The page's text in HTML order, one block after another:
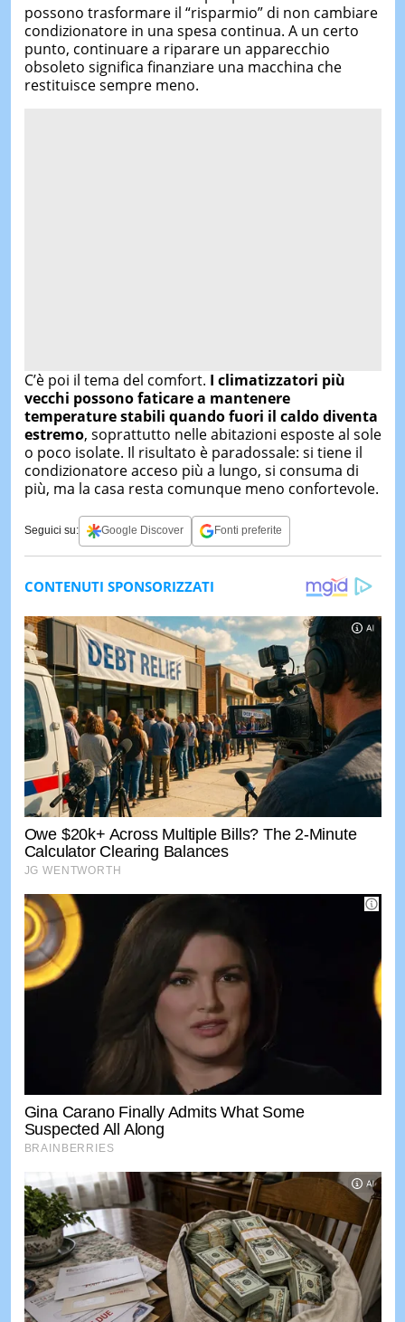
possono trasformare il “risparmio” di non cambiare
condizionatore in una spesa continua. A un certo
punto, continuare a riparare un apparecchio
obsoleto significa finanziare una macchina che
restituisce sempre meno.
C’è poi il tema del comfort. I climatizzatori più
vecchi possono faticare a mantenere
temperature stabili quando fuori il caldo diventa
estremo, soprattutto nelle abitazioni esposte al sole
o poco isolate. Il risultato è paradossale: si tiene il
condizionatore acceso più a lungo, si consuma di
più, ma la casa resta comunque meno confortevole.
Seguici su: Google Discover Fonti preferite